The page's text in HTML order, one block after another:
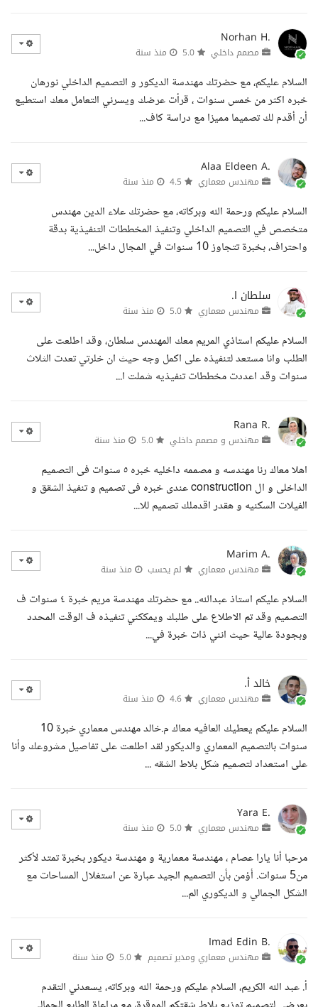
Norhan H.
مصمم داخلي منذ سنة
السلام عليكم، مع حضرتك مهندسة الديكور و التصميم الداخلي نورهان
خبره اكثر من خمس سنوات ، قرأت عرضك ويسرني التعامل معك استطيع
أن أقدم لك تصميما مميزا مع دراسة كاف...
Alaa Eldeen A.
مهندس معماري منذ سنة
السلام عليكم ورحمة الله وبركاته، مع حضرتك علاء الدين مهندس
متخصص في التصميم الداخلي وتنفيذ المخططات التنفيذية بدقة
واحتراف، بخبرة تتجاوز 10 سنوات في المجال داخل...
سلطان ا.
مهندس معماري منذ سنة
السلام عليكم استاذي المريم معك المهندس سلطان، وقد اطلعت على
الطلب وانا مستعد لتنفيذه على اكمل وجه حيث ان خلرتي تعدت الثلاث
سنوات وقد اعددت مخططات تنفيذيه شملت ا...
Rana R.
مهندس و مصمم داخلي منذ سنة
اهلا معاك رنا مهندسه و مصممه داخليه خبره ٥ سنوات فى التصميم
الداخلى و ال construction عندى خبره فى تصميم و تنفيذ الشقق و
الفيلات السكنيه و هقدر اقدملك تصميم للا...
Marim A.
مهندس معماري لم يحسب منذ سنة
السلام عليكم استاذ عبدالله.. مع حضرتك مهندسة مريم خبرة ٤ سنوات ف
التصميم وقد تم الاطلاع على طلبك ويمككني تنفيذه ف الوقت المحدد
وبجودة عالية حيث انني ذات خبرة في...
خالد أ.
مهندس معماري منذ سنة
السلام عليكم يعطيك العافيه معاك م.خالد مهندس معماري خبرة 10
سنوات بالتصميم المعماري والديكور لقد اطلعت على تفاصيل مشروعك وأنا
على استعداد لتصميم شكل بلاط الشقه ...
Yara E.
مهندس معماري منذ سنة
مرحبا أنا يارا عصام ، مهندسة معمارية و مهندسة ديكور بخبرة تمتد لأكثر
من5 سنوات. أؤمن بأن التصميم الجيد عبارة عن استغلال المساحات مع
الشكل الجمالي و الديكوري الم...
Imad Edin B.
مهندس معماري ومدير تصميم منذ سنة
أ. عبد الله الكريم، السلام عليكم ورحمة الله وبركاته، يسعدني التقدم